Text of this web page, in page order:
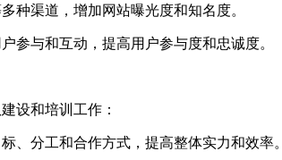
种渠道，增加网站曝光度和知名度。
参与和互动，提高用户参与度和忠诚度。
设和培训工作：
、分工和合作方式，提高整体实力和效率。